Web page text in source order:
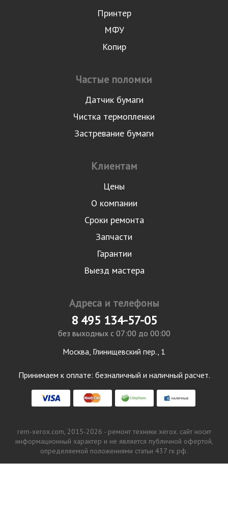
Принтер
МФУ
Копир
Частые поломки
Датчик бумаги
Чистка термопленки
Застревание бумаги
Клиентам
Цены
О компании
Сроки ремонта
Запчасти
Гарантии
Выезд мастера
Адреса и телефоны
8 495 134-57-05
без выходных с 07:00 до 00:00
Москва, Глинищевский пер., 1
Принимаем к оплате: безналичный и наличный расчет.
rem-xerox.com, 2015-2026 - ремонт техники xerox. сайт носит
информационный характер и не является публичной офертой,
определяемой положениями статьи 437 гк рф.